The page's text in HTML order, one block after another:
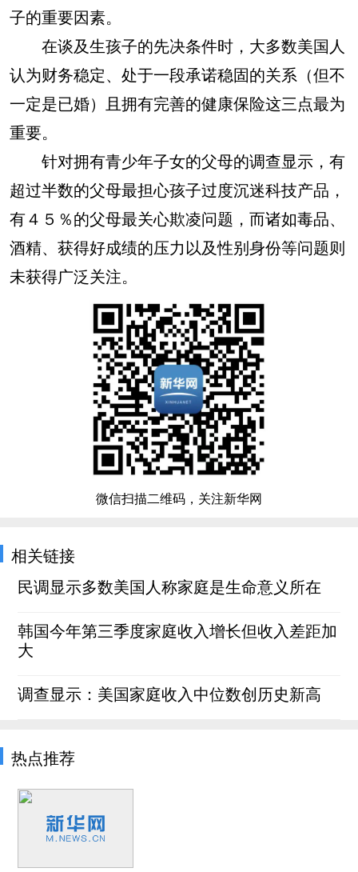
子的重要因素。
在谈及生孩子的先决条件时，大多数美国人
认为财务稳定、处于一段承诺稳固的关系（但不
一定是已婚）且拥有完善的健康保险这三点最为
重要。
针对拥有青少年子女的父母的调查显示，有
超过半数的父母最担心孩子过度沉迷科技产品，
有４５％的父母最关心欺凌问题，而诸如毒品、
酒精、获得好成绩的压力以及性别身份等问题则
未获得广泛关注。
微信扫描二维码，关注新华网
相关链接
民调显示多数美国人称家庭是生命意义所在
韩国今年第三季度家庭收入增长但收入差距加
大
调查显示：美国家庭收入中位数创历史新高
热点推荐